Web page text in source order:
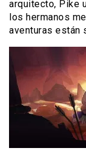
arquitecto, Pike
los hermanos
aventuras están